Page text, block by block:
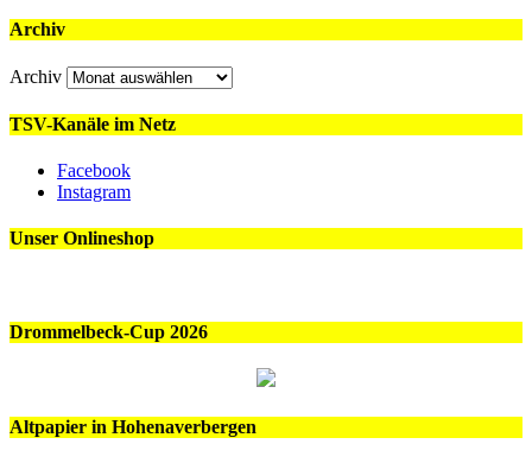
Archiv
Archiv
TSV-Kanäle im Netz
Facebook
Instagram
Unser Onlineshop
Drommelbeck-Cup 2026
Altpapier in Hohenaverbergen